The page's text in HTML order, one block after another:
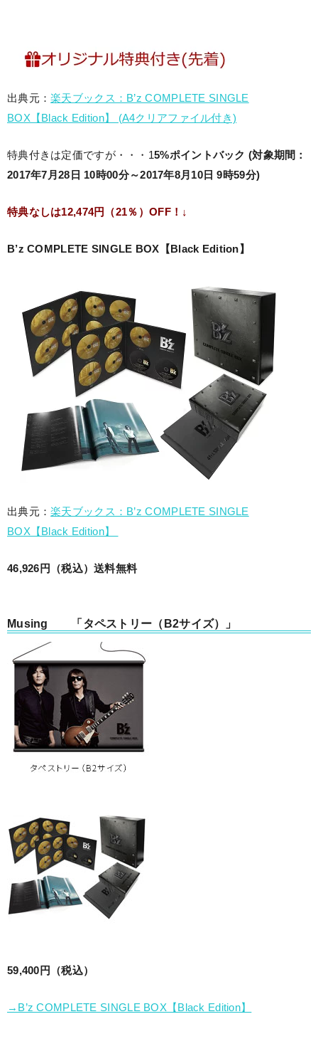
出典元：楽天ブックス：B’z COMPLETE SINGLE
BOX【Black Edition】 (A4クリアファイル付き)
特典付きは定価ですが・・・15%ポイントバック (対象期間：
2017年7月28日 10時00分～2017年8月10日 9時59分)
特典なしは12,474円（21％）OFF！↓
B’z COMPLETE SINGLE BOX【Black Edition】
出典元：楽天ブックス：B’z COMPLETE SINGLE
BOX【Black Edition】
46,926円 （税込）送料無料
Musing 「タペストリー（B2サイズ）」
59,400円（税込）
→B’z COMPLETE SINGLE BOX【Black Edition】